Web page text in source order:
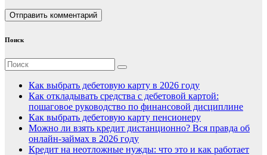
Поиск
Как выбрать дебетовую карту в 2026 году
Как откладывать средства с дебетовой картой:
пошаговое руководство по финансовой дисциплине
Как выбрать дебетовую карту пенсионеру
Можно ли взять кредит дистанционно? Вся правда об
онлайн-займах в 2026 году
Кредит на неотложные нужды: что это и как работает